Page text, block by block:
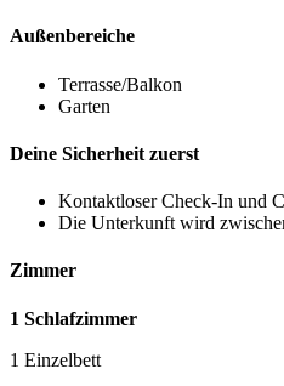
Außenbereiche
Terrasse/Balkon
Garten
Deine Sicherheit zuerst
Kontaktloser Check-In und
Die Unterkunft wird
Zimmer
1 Schlafzimmer
1 Einzelbett